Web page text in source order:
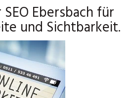
Ebersbach für
und Sichtbarkeit.